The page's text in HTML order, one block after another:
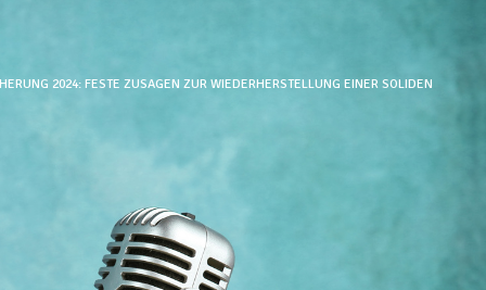
2024: FESTE ZUSAGEN ZUR WIEDERHERSTELLUNG EINER SOLIDEN